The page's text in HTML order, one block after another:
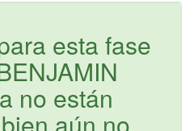
esta fase
no están